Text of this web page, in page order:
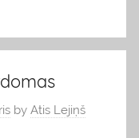
by Atis Lejiņš